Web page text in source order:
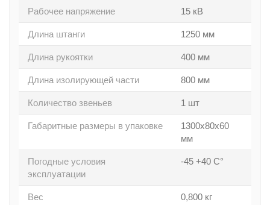
Рабочее напряжение 15 кВ
Длина штанги 1250 мм
Длина рукоятки 400 мм
Длина изолирующей части 800 мм
Количество звеньев 1 шт
Габаритные размеры в упаковке
1300x80x60
мм
Погодные условия
эксплуатации
-45 +40 С°
Вес 0,800 кг